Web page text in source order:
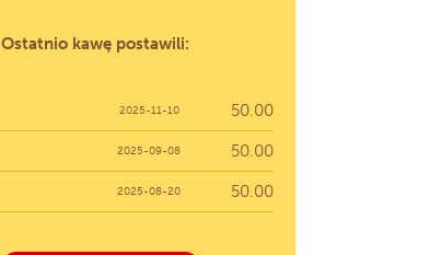
Ostatnio kawę postawili:
2025-11-10 50.00
2025-09-08 50.00
2025-08-20 50.00